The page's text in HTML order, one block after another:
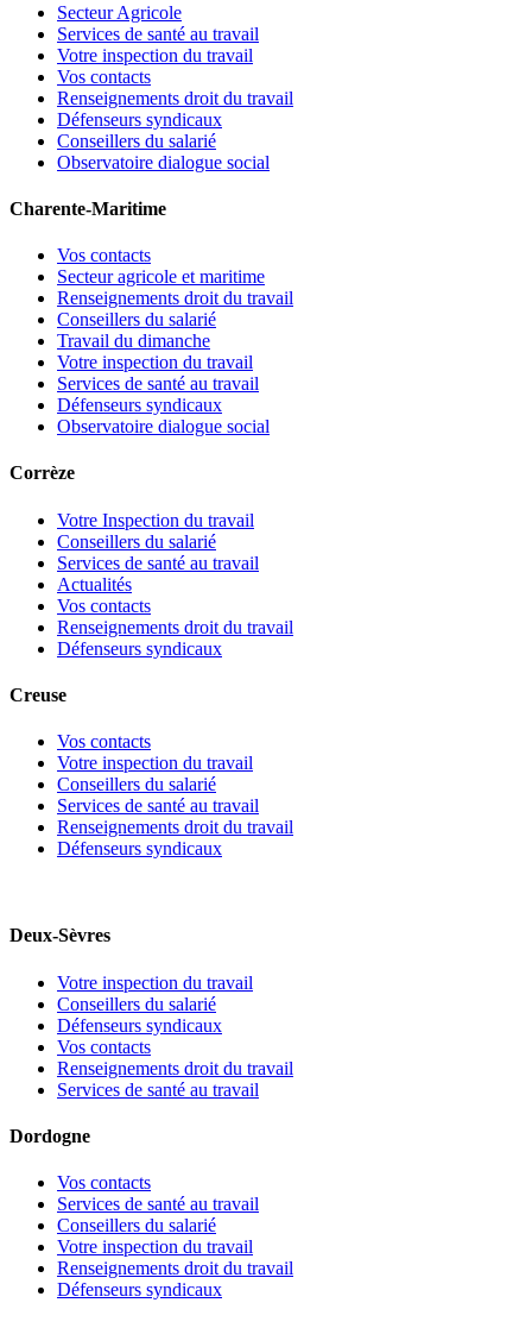
Secteur Agricole
Services de santé au travail
Votre inspection du travail
Vos contacts
Renseignements droit du travail
Défenseurs syndicaux
Conseillers du salarié
Observatoire dialogue social
Charente-Maritime
Vos contacts
Secteur agricole et maritime
Renseignements droit du travail
Conseillers du salarié
Travail du dimanche
Votre inspection du travail
Services de santé au travail
Défenseurs syndicaux
Observatoire dialogue social
Corrèze
Votre Inspection du travail
Conseillers du salarié
Services de santé au travail
Actualités
Vos contacts
Renseignements droit du travail
Défenseurs syndicaux
Creuse
Vos contacts
Votre inspection du travail
Conseillers du salarié
Services de santé au travail
Renseignements droit du travail
Défenseurs syndicaux
Deux-Sèvres
Votre inspection du travail
Conseillers du salarié
Défenseurs syndicaux
Vos contacts
Renseignements droit du travail
Services de santé au travail
Dordogne
Vos contacts
Services de santé au travail
Conseillers du salarié
Votre inspection du travail
Renseignements droit du travail
Défenseurs syndicaux